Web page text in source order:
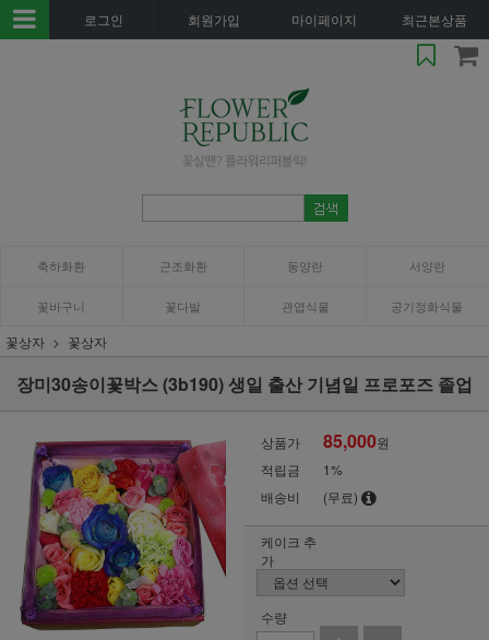
로그인 회원가입 마이페이지 최근본상품
축하화환 근조화환 동양란 서양란
꽃바구니 꽃다발 관엽식물 공기정화식물
꽃상자 꽃상자
장미30송이꽃박스 (3b190) 생일 출산 기념일 프로포즈 졸업
상품가 85,000원
적립금
1%
배송비
(무료)
케이크 추
가
수량